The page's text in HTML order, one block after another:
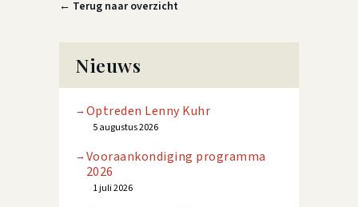
← Terug naar overzicht
Nieuws
Optreden Lenny Kuhr
5 augustus 2026
Vooraankondiging programma
2026
1 juli 2026